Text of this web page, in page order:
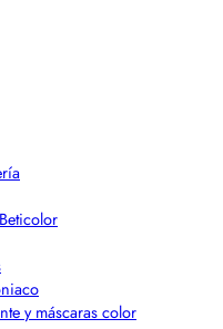
y máscaras color